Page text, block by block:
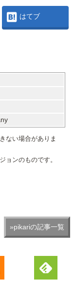
はてブ
ない場合がありま
ョンのものです。
»pikariの記事一覧